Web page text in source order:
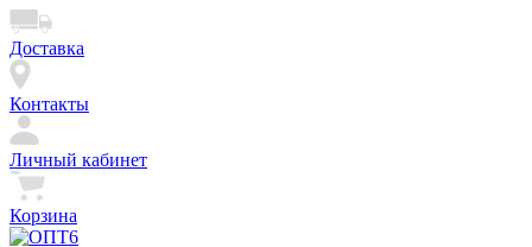
Доставка
Контакты
Личный кабинет
Корзина